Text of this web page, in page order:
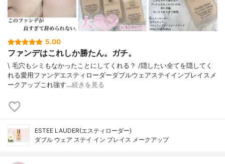
5.00
ファンデはこれしか勝たん。ガチ。
\ 毛穴もシミもなかったことにしてくれる？ /⁡⁡隠したい全てを隠してく
れる愛用ファンデ⁡エスティローダーダブルウェアステイインプレイスメ
ークアップ⁡⁡これ強す…続きを見る
ESTEE LAUDER(エスティローダー)
ダブル ウェア ステイ イン プレイス メークアップ